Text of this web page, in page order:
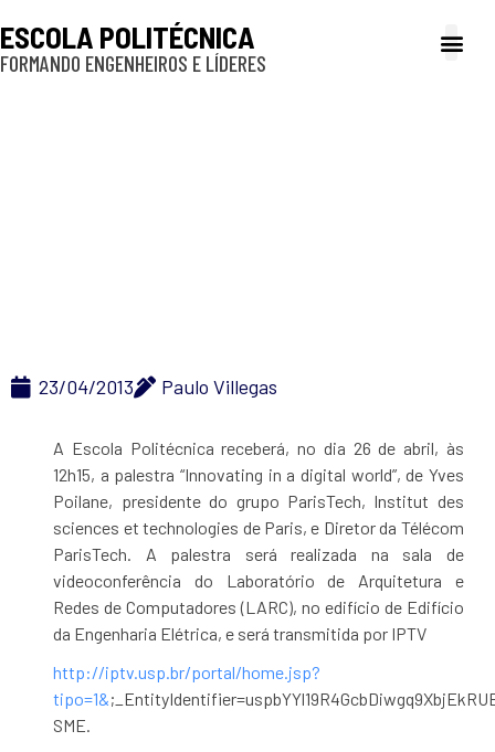
ESCOLA POLITÉCNICA
FORMANDO ENGENHEIROS E LÍDERES
23/04/2013 Paulo Villegas
A Escola Politécnica receberá, no dia 26 de abril, às
12h15, a palestra “Innovating in a digital world”, de Yves
Poilane, presidente do grupo ParisTech, Institut des
sciences et technologies de Paris, e Diretor da Télécom
ParisTech. A palestra será realizada na sala de
videoconferência do Laboratório de Arquitetura e
Redes de Computadores (LARC), no edifício de Edifício
da Engenharia Elétrica, e será transmitida por IPTV
http://iptv.usp.br/portal/home.jsp?
tipo=1&
SME.